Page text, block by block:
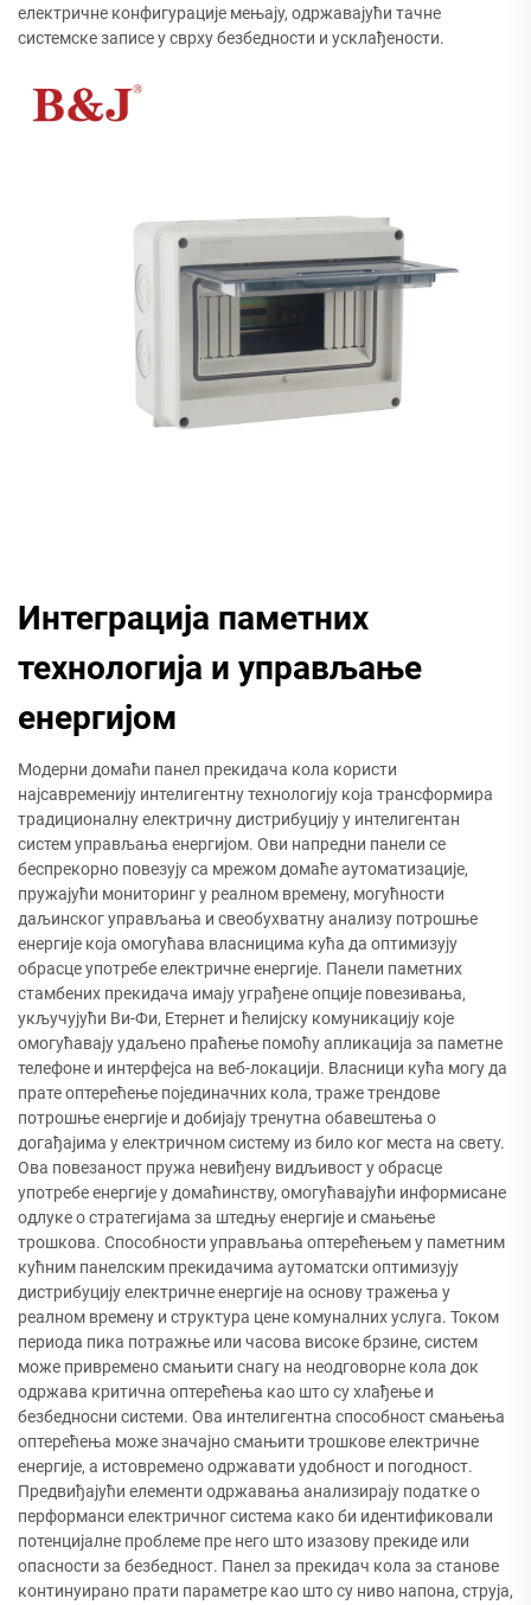
електричне конфигурације мењају, одржавајући тачне
системске записе у сврху безбедности и усклађености.
Интеграција паметних
технологија и управљање
енергијом
Модерни домаћи панел прекидача кола користи
најсавременију интелигентну технологију која трансформира
традиционалну електричну дистрибуцију у интелигентан
систем управљања енергијом. Ови напредни панели се
беспрекорно повезују са мрежом домаће аутоматизације,
пружајући мониторинг у реалном времену, могућности
даљинског управљања и свеобухватну анализу потрошње
енергије која омогућава власницима кућа да оптимизују
обрасце употребе електричне енергије. Панели паметних
стамбених прекидача имају уграђене опције повезивања,
укључујући Ви-Фи, Етернет и ћелијску комуникацију које
омогућавају удаљено праћење помоћу апликација за паметне
телефоне и интерфејса на веб-локацији. Власници кућа могу да
прате оптерећење појединачних кола, траже трендове
потрошње енергије и добијају тренутна обавештења о
догађајима у електричном систему из било ког места на свету.
Ова повезаност пружа невиђену видљивост у обрасце
употребе енергије у домаћинству, омогућавајући информисане
одлуке о стратегијама за штедњу енергије и смањење
трошкова. Способности управљања оптерећењем у паметним
кућним панелским прекидачима аутоматски оптимизују
дистрибуцију електричне енергије на основу тражења у
реалном времену и структура цене комуналних услуга. Током
периода пика потражње или часова високе брзине, систем
може привремено смањити снагу на неодговорне кола док
одржава критична оптерећења као што су хлађење и
безбедносни системи. Ова интелигентна способност смањења
оптерећења може значајно смањити трошкове електричне
енергије, а истовремено одржавати удобност и погодност.
Предвиђајући елементи одржавања анализирају податке о
перформанси електричног система како би идентификовали
потенцијалне проблеме пре него што изазову прекиде или
опасности за безбедност. Панел за прекидач кола за станове
континуирано прати параметре као што су ниво напона, струја,